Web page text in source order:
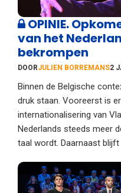
OPINIE.
van het
bekrompen
DOORJULIEN BORREMANS2
Binnen de Belgische
druk staan. Vooreerst is
internationalisering van
Nederlands steeds meer
taal wordt. Daarnaast blijft